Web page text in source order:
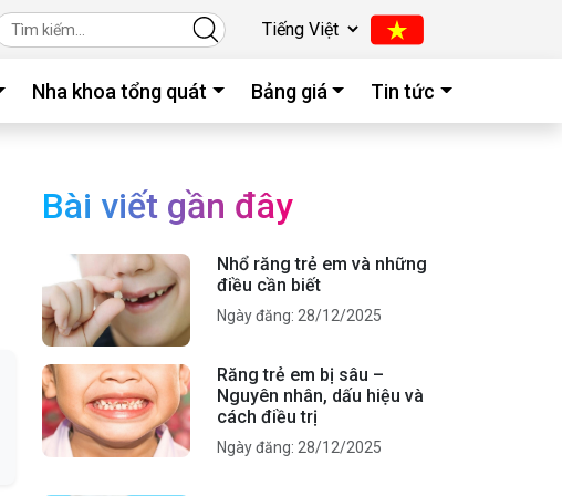
Nha khoa tổng quát Bảng giá Tin tức
Bài viết gần đây
Nhổ răng trẻ em và những
điều cần biết
Ngày đăng: 28/12/2025
Răng trẻ em bị sâu –
Nguyên nhân, dấu hiệu và
cách điều trị
Ngày đăng: 28/12/2025